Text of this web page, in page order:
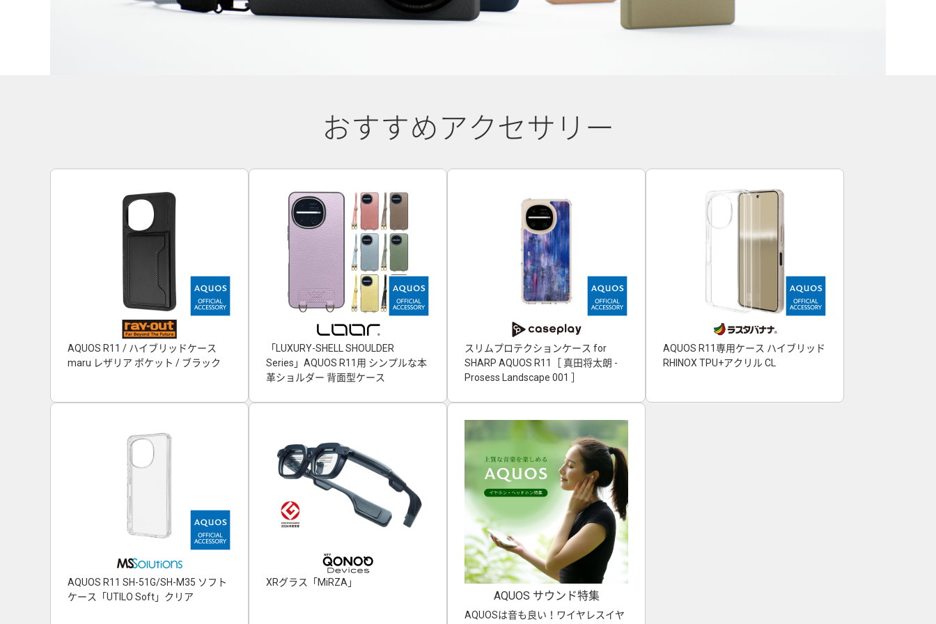
おすすめアクセサリー
AQUOS R11 / ハイブリッドケース
maru レザリア ポケット / ブラック
「LUXURY-SHELL SHOULDER
Series」AQUOS R11用 シンプルな本
革ショルダー 背面型ケース
スリムプロテクションケース for
SHARP AQUOS R11［ 真田将太朗 -
Prosess Landscape 001 ］
AQUOS R11専用ケース ハイブリッド
RHINOX TPU+アクリル CL
AQUOS R11 SH-51G/SH-M35 ソフト
ケース「UTILO Soft」クリア
XRグラス「MiRZA」
AQUOS サウンド特集
AQUOSは音も良い！ワイヤレスイヤ